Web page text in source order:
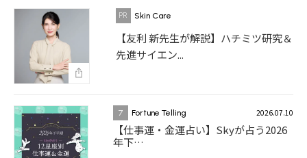
Skin Care
【友利 新先生が解説】ハチミツ研究＆
先進サイエン...
7 Fortune Telling 2026.07.10
【仕事運・金運占い】Skyが占う2026
年下…